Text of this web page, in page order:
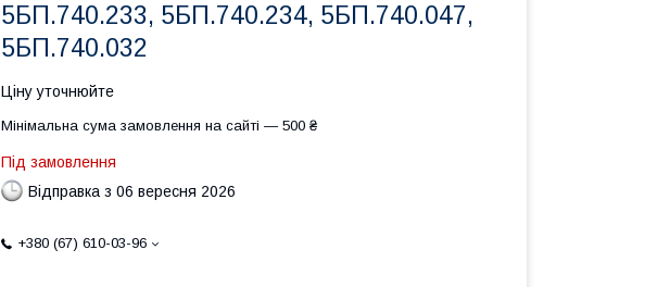
5БП.740.233, 5БП.740.234, 5БП.740.047,
5БП.740.032
Ціну уточнюйте
Мінімальна сума замовлення на сайті — 500 ₴
Під замовлення
Відправка з 06 вересня 2026
+380 (67) 610-03-96